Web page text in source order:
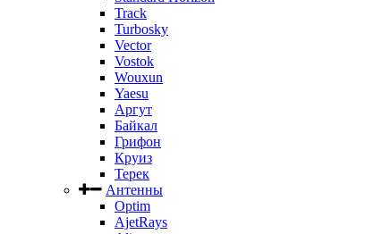
Track
Turbosky
Vector
Vostok
Wouxun
Yaesu
Аргут
Байкал
Грифон
Круиз
Терек
Антенны
Optim
AjetRays